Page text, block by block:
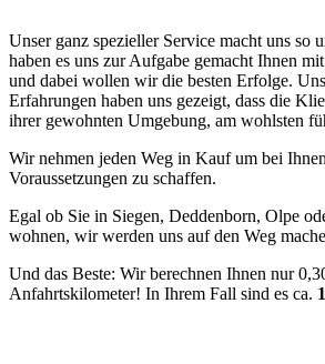
Unser ganz spezieller Service macht uns so
haben es uns zur Aufgabe gemacht Ihnen
und dabei wollen wir die besten Erfolge.
Erfahrungen haben uns gezeigt, dass die
ihrer gewohnten Umgebung, am wohlsten
Wir nehmen jeden Weg in Kauf um bei
Voraussetzungen zu schaffen.
Egal ob Sie in Siegen, Deddenborn, Olpe
wohnen, wir werden uns auf den Weg
Und das Beste: Wir berechnen Ihnen nur
Anfahrtskilometer! In Ihrem Fall sind es ca.